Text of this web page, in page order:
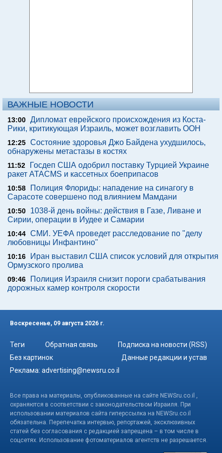
ВАЖНЫЕ НОВОСТИ
13:00 Дипломат еврейского происхождения из Коста-
Рики, критикующая Израиль, может возглавить ООН
12:25 Состояние здоровья Джо Байдена ухудшилось,
обнаружены метастазы в костях
11:52
Госдеп США одобрил поставку Турцией Украине
ракет ATACMS и кассетных боеприпасов
10:58
Полиция Флориды: нападение на синагогу в
Сарасоте совершено под влиянием Мамдани
10:50
1038-й день войны: действия в Газе, Ливане и
Сирии, операции в Иудее и Самарии
10:44 СМИ. УЕФА проведет расследование по "делу
любовницы Инфантино"
10:16
Иран выставил США список условий для открытия
Ормузского пролива
09:46
Полиция Израиля снизит пороги срабатывания
дорожных камер контроля скорости
Воскресенье, 09 августа 2026 г.
Теги Обратная связь
Подписка на новости (RSS)
Без картинок
Данные редакции и устав
Реклама: advertising@newsru.co.il
Все права на материалы, опубликованные на сайте NEWSru.co.il ,
охраняются в соответствии с законодательством Израиля. При
использовании материалов сайта гиперссылка на NEWSru.co.il
обязательна. Перепечатка интервью, репортажей, эксклюзивных
статей без согласования с редакцией запрещена – в том числе в
соцсетях. Использование фотоматериалов агентств не разрешается.